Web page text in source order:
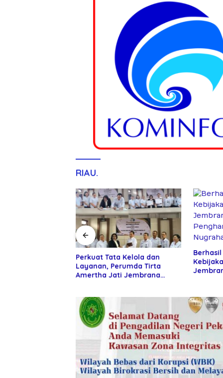
RIAU.
Perkuat Tata Kelola dan
Layanan, Perumda Tirta
Amertha Jati Jembrana
Berhasil